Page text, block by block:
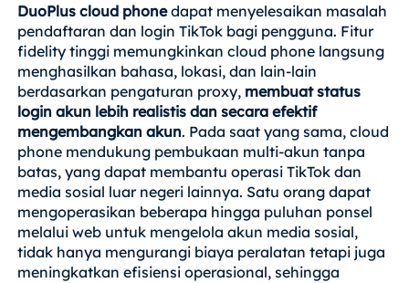
DuoPlus cloud phonedapat menyelesaikan masalah
pendaftaran dan login TikTok bagi pengguna. Fitur
fidelity tinggi memungkinkan cloud phone langsung
menghasilkan bahasa, lokasi, dan lain-lain
berdasarkan pengaturan proxy, membuat status
login akun lebih realistis dan secara efektif
mengembangkan akun. Pada saat yang sama, cloud
phone mendukung pembukaan multi-akun tanpa
batas, yang dapat membantu operasi TikTok dan
media sosial luar negeri lainnya. Satu orang dapat
mengoperasikan beberapa hingga puluhan ponsel
melalui web untuk mengelola akun media sosial,
tidak hanya mengurangi biaya peralatan tetapi juga
meningkatkan efisiensi operasional, sehingga